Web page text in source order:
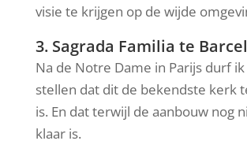
visie te krijgen op de wijde
3. Sagrada Familia te
Na de Notre Dame in Parijs durf
stellen dat dit de bekendste kerk
is. En dat terwijl de aanbouw nog
klaar is.